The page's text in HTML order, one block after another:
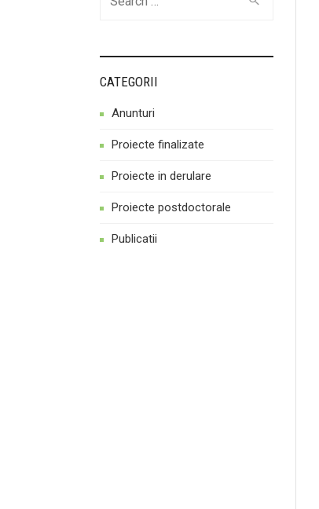
CATEGORII
Anunturi
Proiecte finalizate
Proiecte in derulare
Proiecte postdoctorale
Publicatii